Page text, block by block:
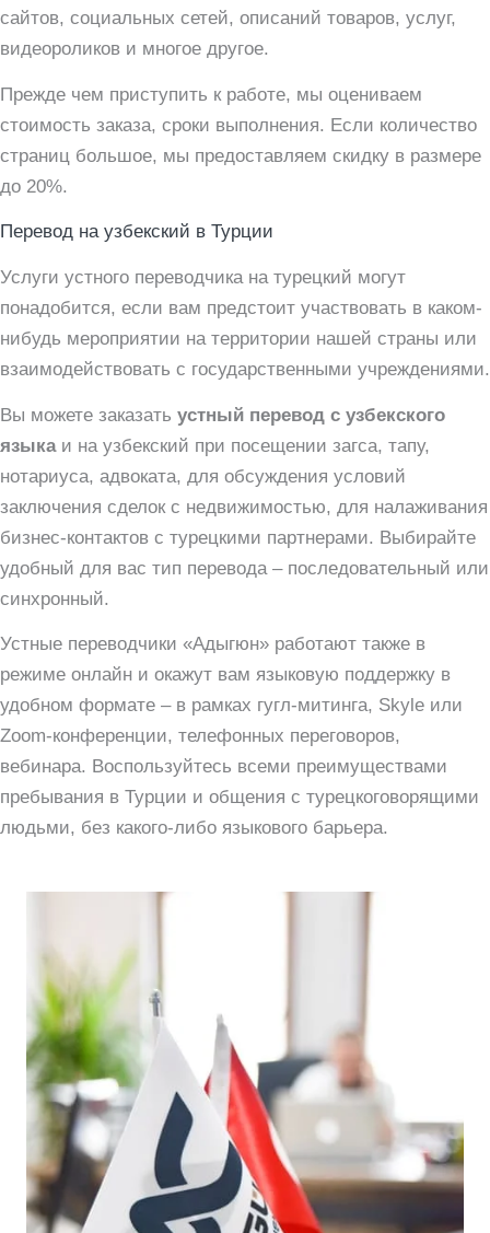
сайтов, социальных сетей, описаний товаров, услуг,
видеороликов и многое другое.
Прежде чем приступить к работе, мы оцениваем
стоимость заказа, сроки выполнения. Если количество
страниц большое, мы предоставляем скидку в размере
до 20%.
Перевод на узбекский в Турции
Услуги устного переводчика на турецкий могут
понадобится, если вам предстоит участвовать в каком-
нибудь мероприятии на территории нашей страны или
взаимодействовать с государственными учреждениями.
Вы можете заказать устный перевод с узбекского
языка и на узбекский при посещении загса, тапу,
нотариуса, адвоката, для обсуждения условий
заключения сделок с недвижимостью, для налаживания
бизнес-контактов с турецкими партнерами. Выбирайте
удобный для вас тип перевода – последовательный или
синхронный.
Устные переводчики «Адыгюн» работают также в
режиме онлайн и окажут вам языковую поддержку в
удобном формате – в рамках гугл-митинга, Skyle или
Zoom-конференции, телефонных переговоров,
вебинара. Воспользуйтесь всеми преимуществами
пребывания в Турции и общения с турецкоговорящими
людьми, без какого-либо языкового барьера.